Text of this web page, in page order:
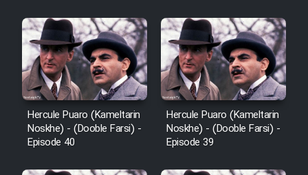
Film Salam be Entezar
Film Tejarat
Film Entehaye Ghodrat
Hercule Puaro (Kameltarin
Noskhe) - (Dooble Farsi) -
Episode 40
Hercule Puaro (Kameltarin
Noskhe) - (Dooble Farsi) -
Episode 39